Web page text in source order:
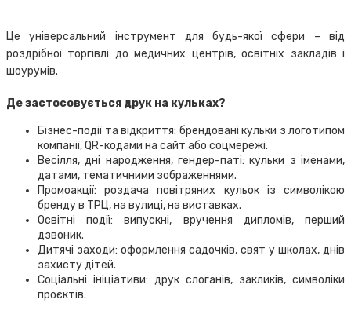
Це універсальний інструмент для будь-якої сфери – від
роздрібної торгівлі до медичних центрів, освітніх закладів і
шоурумів.
Де застосовується друк на кульках?
Бізнес-події та відкриття: брендовані кульки з логотипом
компанії, QR-кодами на сайт або соцмережі.
Весілля, дні народження, гендер-паті: кульки з іменами,
датами, тематичними зображеннями.
Промоакції: роздача повітряних кульок із символікою
бренду в ТРЦ, на вулиці, на виставках.
Освітні події: випускні, вручення дипломів, перший
дзвоник.
Дитячі заходи: оформлення садочків, свят у школах, днів
захисту дітей.
Соціальні ініціативи: друк слоганів, закликів, символіки
проєктів.